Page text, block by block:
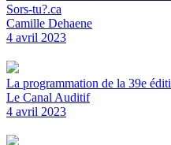
Sors-tu?.ca
Camille Dehaene
4 avril 2023
La programmation de la 39e
Le Canal Auditif
4 avril 2023